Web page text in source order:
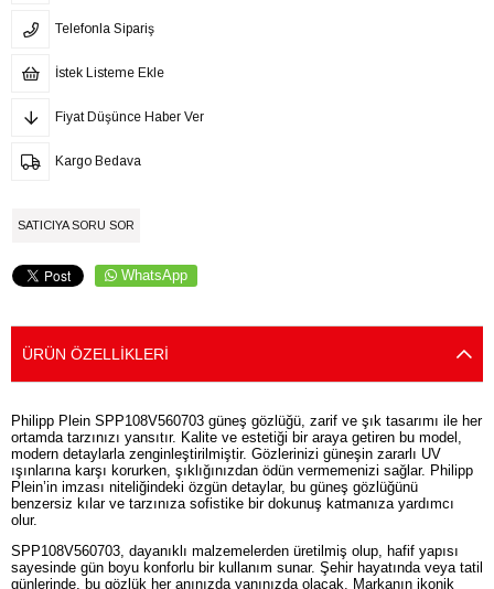
Telefonla Sipariş
İstek Listeme Ekle
Fiyat Düşünce Haber Ver
Kargo Bedava
SATICIYA SORU SOR
WhatsApp
ÜRÜN ÖZELLIKLERI
Philipp Plein SPP108V560703 güneş gözlüğü, zarif ve şık tasarımı ile her
ortamda tarzınızı yansıtır. Kalite ve estetiği bir araya getiren bu model,
modern detaylarla zenginleştirilmiştir. Gözlerinizi güneşin zararlı UV
ışınlarına karşı korurken, şıklığınızdan ödün vermemenizi sağlar. Philipp
Plein’in imzası niteliğindeki özgün detaylar, bu güneş gözlüğünü
benzersiz kılar ve tarzınıza sofistike bir dokunuş katmanıza yardımcı
olur.
SPP108V560703, dayanıklı malzemelerden üretilmiş olup, hafif yapısı
sayesinde gün boyu konforlu bir kullanım sunar. Şehir hayatında veya tatil
günlerinde, bu gözlük her anınızda yanınızda olacak. Markanın ikonik